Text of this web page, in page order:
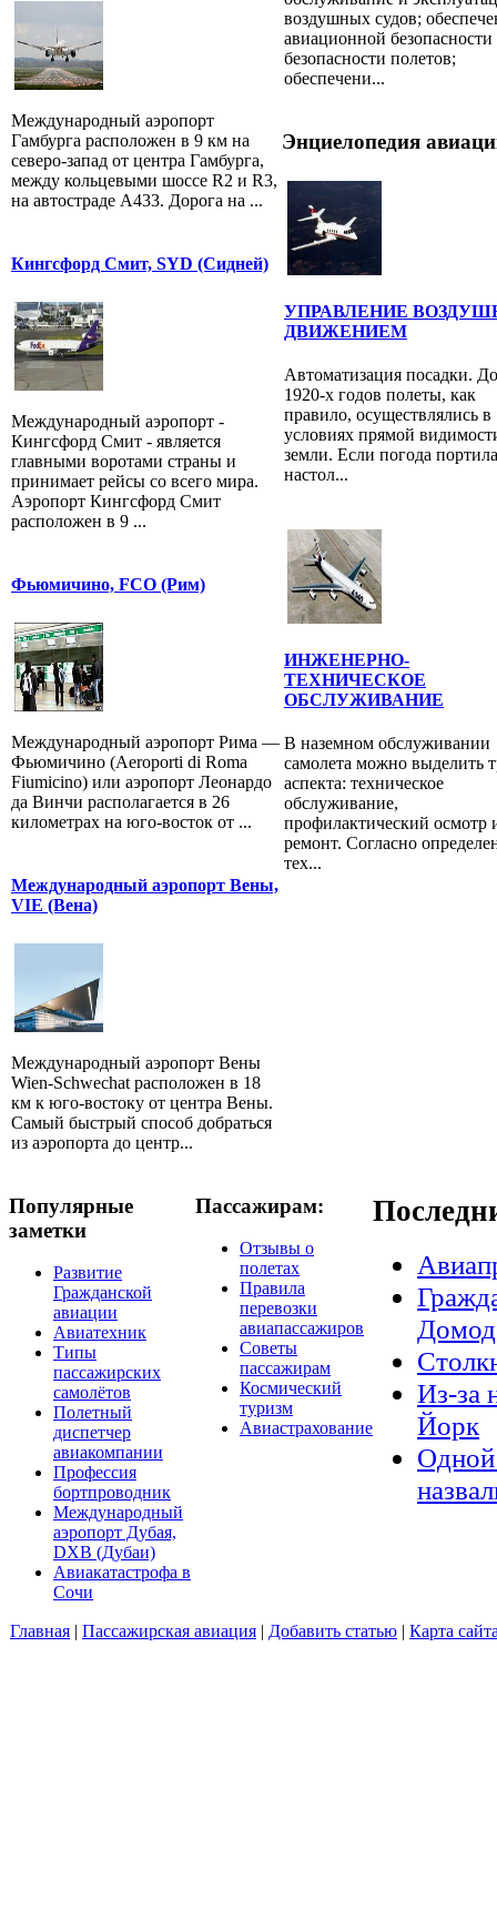
Международный аэропорт
Гамбурга расположен в 9 км на
северо-запад от центра Гамбурга,
между кольцевыми шоссе R2 и R3,
на автостраде A433. Дорога на ...
Кингсфорд Смит, SYD (Сидней)
Международный аэропорт -
Кингсфорд Смит - является
главными воротами страны и
принимает рейсы со всего мира.
Аэропорт Кингсфорд Смит
расположен в 9 ...
Фьюмичино, FCO (Рим)
Международный аэропорт Рима —
Фьюмичино (Aeroporti di Roma
Fiumicino) или аэропорт Леонардо
да Винчи располагается в 26
километрах на юго-восток от ...
Международный аэропорт Вены,
VIE (Вена)
Международный аэропорт Вены
Wien-Schwechat расположен в 18
км к юго-востоку от центра Вены.
Самый быстрый способ добраться
из аэропорта до центр...
воздушных судов;
авиационной безопасности
безопасности полетов;
обеспечени...
Энциелопедия
УПРАВЛЕНИЕ
ДВИЖЕНИЕМ
Автоматизация посадки.
1920-х годов полеты, как
правило, осуществлялись в
условиях прямой
земли. Если погода
настол...
ИНЖЕНЕРНО-
ТЕХНИЧЕСКОЕ
ОБСЛУЖИВАНИЕ
В наземном обслуживании
самолета можно выделить
аспекта: техническое
обслуживание,
профилактический осмотр
ремонт. Согласно
тех...
Популярные
заметки
Развитие
Гражданской
авиации
Авиатехник
Типы
пассажирских
самолётов
Полетный
диспетчер
авиакомпании
Профессия
бортпроводник
Международный
аэропорт Дубая,
DXB (Дубаи)
Авиакатастрофа в
Сочи
Пассажирам:
Отзывы о
полетах
Правила
перевозки
авиапассажиров
Советы
пассажирам
Космический
туризм
Авиастрахование
Из-за
Йорк
Одной
Главная | Пассажирская авиация | Добавить статью | Карта